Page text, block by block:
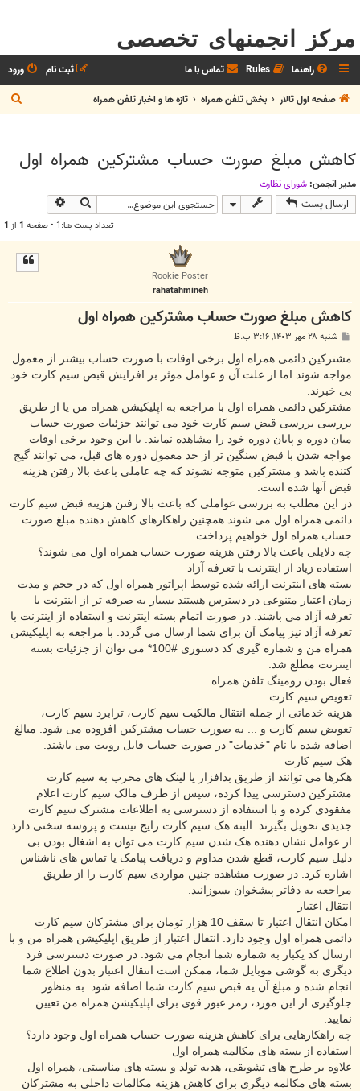
مرکز انجمنهای تخصصی
راهنما Rules تماس با ما ورود
ثبت نام
صفحه اول تالار
بخش تلفن همراه تازه ها و اخبار تلفن همراه
س
کاهش مبلغ صورت حساب مشترکین همراه اول
مدیر انجمن: شوراي نظارت
ارسال پست جستجو
تعداد پست ها:1 • صفحه 1 از 1
Rookie Poster
rahatahmineh
کاهش مبلغ صورت حساب مشترکین همراه اول
ت
شنبه ۲۸ مهر ۱۴۰۳, ۳:۱۶ ب.ظ
مشترکین دائمی همراه اول برخی اوقات با صورت حساب بیشتر از معمول
مواجه شوند اما از علت آن و عوامل موثر بر افزایش قبض سیم کارت خود
بی خبرند.
مشترکین دائمی همراه اول با مراجعه به اپلیکیشن همراه من یا از طریق
بررسی بررسی قبض سیم کارت خود می توانند جزئیات صورت حساب
میان دوره و پایان دوره خود را مشاهده نمایند. با این وجود برخی اوقات
مواجه شدن با قبض سنگین تر از حد معمول دوره های قبل، می توانند گیج
کننده باشد و مشترکین متوجه نشوند که چه عاملی باعث بالا رفتن هزینه
قبض آنها شده است.
در این مطلب به بررسی عواملی که باعث بالا رفتن هزینه قبض سیم کارت
دائمی همراه اول می شوند همچنین راهکارهای کاهش دهنده مبلغ صورت
حساب همراه اول خواهیم پرداخت.
چه دلایلی باعث بالا رفتن هزینه صورت حساب همراه اول می شوند؟
استفاده زیاد از اینترنت با تعرفه آزاد
بسته های اینترنت ارائه شده توسط اپراتور همراه اول که در حجم و مدت
زمان اعتبار متنوعی در دسترس هستند بسیار به صرفه تر از اینترنت با
تعرفه آزاد می باشند. در صورت اتمام بسته اینترنت و استفاده از اینترنت با
تعرفه آزاد نیز پیامک آن برای شما ارسال می گردد. با مراجعه به اپلیکیشن
همراه من و شماره گیری کد دستوری #100* می توان از جزئیات بسته
اینترنت مطلع شد.
فعال بودن رومینگ تلفن همراه
تعویض سیم کارت
هزینه خدماتی از جمله انتقال مالکیت سیم کارت، ترابرد سیم کارت،
تعویض سیم کارت و ... به صورت حساب مشترکین افزوده می شود. مبالغ
اضافه شده با نام "خدمات" در صورت حساب قابل رویت می باشند.
هک سیم کارت
هکرها می توانند از طریق بد‌افزار یا لینک های مخرب به سیم کارت
مشترکین دسترسی پیدا کرده، سپس از طرف مالک سیم کارت اعلام
مفقودی کرده و با استفاده از دسترسی به اطلاعات مشترک سیم کارت
جدیدی تحویل بگیرند. البته هک سیم کارت رایج نیست و پروسه سختی دارد.
از عوامل نشان دهنده هک شدن سیم کارت می توان به اشغال بودن بی
دلیل سیم کارت، قطع شدن مداوم و دریافت پیامک یا تماس های ناشناس
اشاره کرد. در صورت مشاهده چنین مواردی سیم کارت را از طریق
مراجعه به دفاتر پیشخوان بسوزانید.
انتقال اعتبار
امکان انتقال اعتبار تا سقف 10 هزار تومان برای مشترکان سیم کارت
دائمی همراه اول وجود دارد. انتقال اعتبار از طریق اپلیکیشن همراه من و با
ارسال کد یکبار به شماره شما انجام می شود. در صورت دسترسی فرد
دیگری به گوشی موبایل شما، ممکن است انتقال اعتبار بدون اطلاع شما
انجام شده و مبلغ آن یه قبض سیم کارت شما اضافه شود. به منظور
جلوگیری از این مورد، رمز عبور قوی برای اپلیکیشن همراه من تعیین
نمایید.
چه راهکارهایی برای کاهش هزینه صورت حساب همراه اول وجود دارد؟
استفاده از بسته های مکالمه همراه اول
علاوه بر طرح های تشویقی، هدیه تولد و بسته های مناسبتی، همراه اول
بسته های مکالمه دیگری برای کاهش هزینه مکالمات داخلی به مشترکان